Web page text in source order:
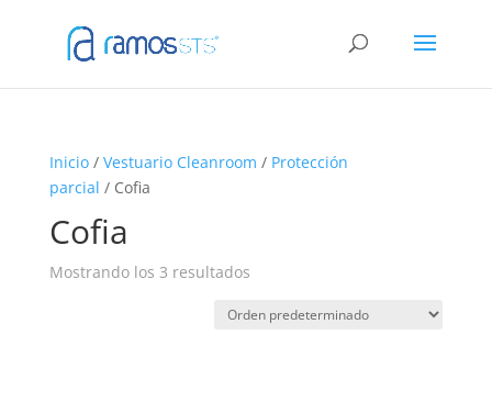
Inicio/ Vestuario Cleanroom / Protección
parcial / Cofia
Cofia
Mostrando los 3 resultados